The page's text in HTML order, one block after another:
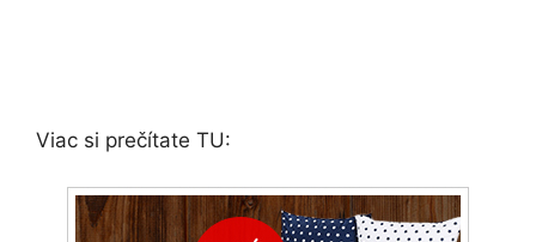
Viac si prečítate TU: